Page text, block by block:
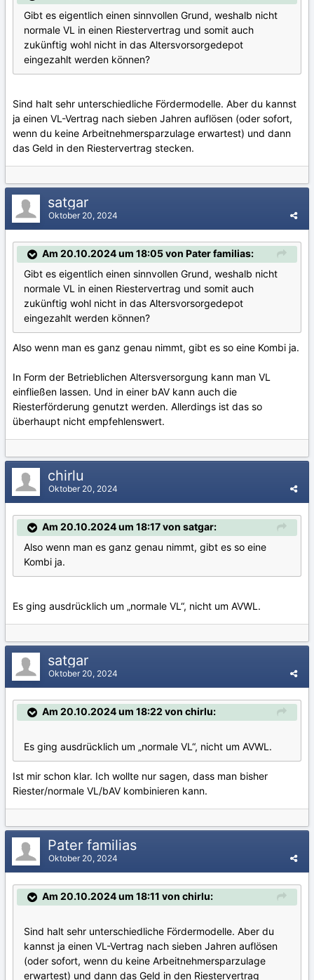
Gibt es eigentlich einen sinnvollen Grund, weshalb nicht
normale VL in einen Riestervertrag und somit auch
zukünftig wohl nicht in das Altersvorsorgedepot
eingezahlt werden können?
Sind halt sehr unterschiedliche Fördermodelle. Aber du kannst
ja einen VL-Vertrag nach sieben Jahren auflösen (oder sofort,
wenn du keine Arbeitnehmersparzulage erwartest) und dann
das Geld in den Riestervertrag stecken.
satgar
Oktober 20, 2024
Am 20.10.2024 um 18:05 von Pater familias:
Gibt es eigentlich einen sinnvollen Grund, weshalb nicht
normale VL in einen Riestervertrag und somit auch
zukünftig wohl nicht in das Altersvorsorgedepot
eingezahlt werden können?
Also wenn man es ganz genau nimmt, gibt es so eine Kombi ja.
In Form der Betrieblichen Altersversorgung kann man VL
einfließen lassen. Und in einer bAV kann auch die
Riesterförderung genutzt werden. Allerdings ist das so
überhaupt nicht empfehlenswert.
chirlu
Oktober 20, 2024
Am 20.10.2024 um 18:17 von satgar:
Also wenn man es ganz genau nimmt, gibt es so eine
Kombi ja.
Es ging ausdrücklich um „normale VL“, nicht um AVWL.
satgar
Oktober 20, 2024
Am 20.10.2024 um 18:22 von chirlu:
Es ging ausdrücklich um „normale VL“, nicht um AVWL.
Ist mir schon klar. Ich wollte nur sagen, dass man bisher
Riester/normale VL/bAV kombinieren kann.
Pater familias
Oktober 20, 2024
Am 20.10.2024 um 18:11 von chirlu:
Sind halt sehr unterschiedliche Fördermodelle. Aber du
kannst ja einen VL-Vertrag nach sieben Jahren auflösen
(oder sofort, wenn du keine Arbeitnehmersparzulage
erwartest) und dann das Geld in den Riestervertrag